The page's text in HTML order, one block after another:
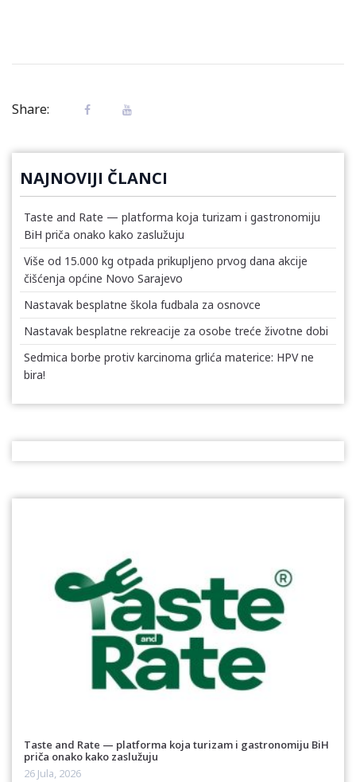
Share:
NAJNOVIJI ČLANCI
Taste and Rate — platforma koja turizam i gastronomiju
BiH priča onako kako zaslužuju
Više od 15.000 kg otpada prikupljeno prvog dana akcije
čišćenja općine Novo Sarajevo
Nastavak besplatne škola fudbala za osnovce
Nastavak besplatne rekreacije za osobe treće životne dobi
Sedmica borbe protiv karcinoma grlića materice: HPV ne
bira!
Taste and Rate — platforma koja turizam i gastronomiju BiH
priča onako kako zaslužuju
26 Jula, 2026